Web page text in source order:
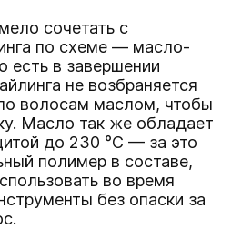
сочетать с
по схеме — масло-
есть в завершении
не возбраняется
волосам маслом, чтобы
Масло так же обладает
до 230 °C — за это
полимер в составе,
во время
без опаски за